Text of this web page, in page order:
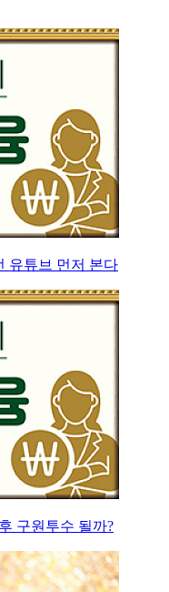
유튜브 먼저 본다
구원투수 될까?